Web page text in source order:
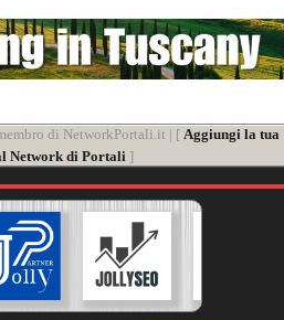
di NetworkPortali.it | [ Aggiungi la tua
Network di Portali]